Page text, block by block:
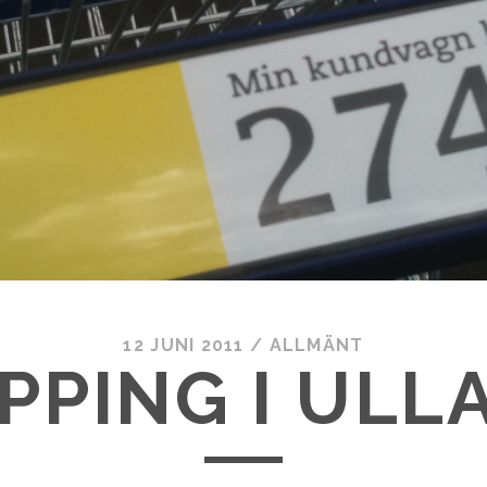
12 JUNI 2011 / ALLMÄNT
I